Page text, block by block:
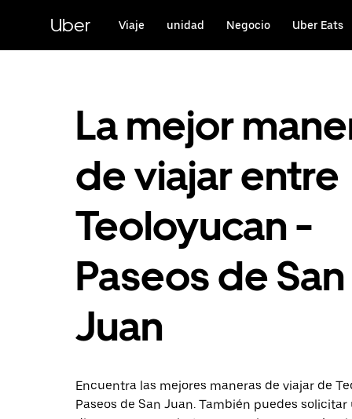
contenido
principal
Uber Viaje unidad Negocio Uber Eats
La mejor
de viajar entre
Teoloyucan -
Paseos de San
Juan
Encuentra las mejores maneras de viajar de
Paseos de San Juan. También puedes solicitar